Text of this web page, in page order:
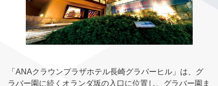
「ANAクラウンプラザホテル長崎グラバーヒル」は、グ
ラバー園に続くオランダ坂の入口に位置し、グラバー園ま